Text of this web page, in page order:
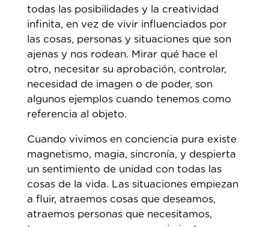
todas las posibilidades y la creatividad
infinita, en vez de vivir influenciados por
las cosas, personas y situaciones que son
ajenas y nos rodean. Mirar qué hace el
otro, necesitar su aprobación, controlar,
necesidad de imagen o de poder, son
algunos ejemplos cuando tenemos como
referencia al objeto.
Cuando vivimos en conciencia pura existe
magnetismo, magia, sincronía, y despierta
un sentimiento de unidad con todas las
cosas de la vida. Las situaciones empiezan
a fluir, atraemos cosas que deseamos,
atraemos personas que necesitamos,